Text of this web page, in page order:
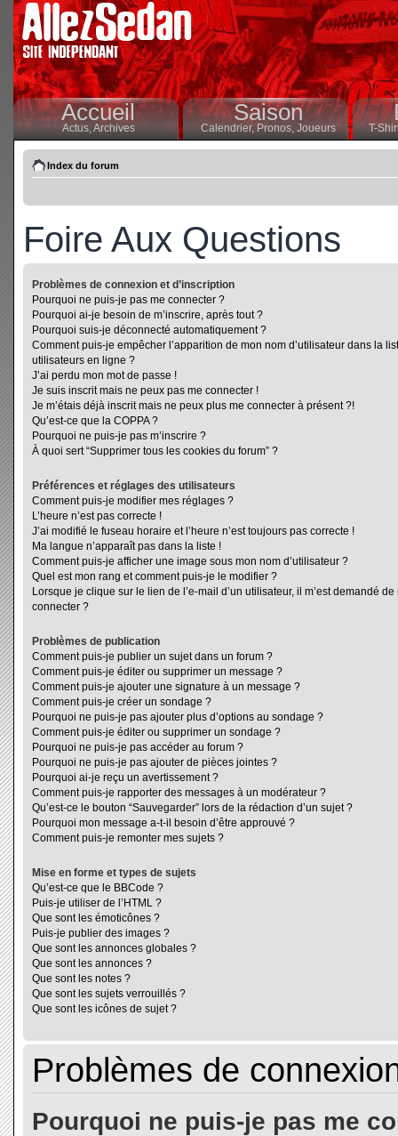
Accueil
Actus,Archives
Saison
Calendrier,Pronos, Joueurs T-
Index du forum
Foire Aux Questions
Problèmes de connexion et d’inscription
Pourquoi ne puis-je pas me connecter ?
Pourquoi ai-je besoin de m’inscrire, après tout ?
Pourquoi suis-je déconnecté automatiquement ?
Comment puis-je empêcher l’apparition de mon nom d’utilisateur dans la
utilisateurs en ligne ?
J’ai perdu mon mot de passe !
Je suis inscrit mais ne peux pas me connecter !
Je m’étais déjà inscrit mais ne peux plus me connecter à présent ?!
Qu’est-ce que la COPPA ?
Pourquoi ne puis-je pas m’inscrire ?
À quoi sert “Supprimer tous les cookies du forum” ?
Préférences et réglages des utilisateurs
Comment puis-je modifier mes réglages ?
L’heure n’est pas correcte !
J’ai modifié le fuseau horaire et l’heure n’est toujours pas correcte !
Ma langue n’apparaît pas dans la liste !
Comment puis-je afficher une image sous mon nom d’utilisateur ?
Quel est mon rang et comment puis-je le modifier ?
Lorsque je clique sur le lien de l’e-mail d’un utilisateur, il m’est demandé de
connecter ?
Problèmes de publication
Comment puis-je publier un sujet dans un forum ?
Comment puis-je éditer ou supprimer un message ?
Comment puis-je ajouter une signature à un message ?
Comment puis-je créer un sondage ?
Pourquoi ne puis-je pas ajouter plus d’options au sondage ?
Comment puis-je éditer ou supprimer un sondage ?
Pourquoi ne puis-je pas accéder au forum ?
Pourquoi ne puis-je pas ajouter de pièces jointes ?
Pourquoi ai-je reçu un avertissement ?
Comment puis-je rapporter des messages à un modérateur ?
Qu’est-ce le bouton “Sauvegarder” lors de la rédaction d’un sujet ?
Pourquoi mon message a-t-il besoin d’être approuvé ?
Comment puis-je remonter mes sujets ?
Mise en forme et types de sujets
Qu’est-ce que le BBCode ?
Puis-je utiliser de l’HTML ?
Que sont les émoticônes ?
Puis-je publier des images ?
Que sont les annonces globales ?
Que sont les annonces ?
Que sont les notes ?
Que sont les sujets verrouillés ?
Que sont les icônes de sujet ?
Problèmes de
Pourquoi ne puis-je pas me